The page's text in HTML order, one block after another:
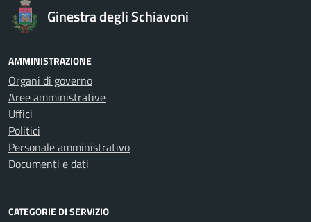
Ginestra degli Schiavoni
AMMINISTRAZIONE
Organi di governo
Aree amministrative
Uffici
Politici
Personale amministrativo
Documenti e dati
CATEGORIE DI SERVIZIO